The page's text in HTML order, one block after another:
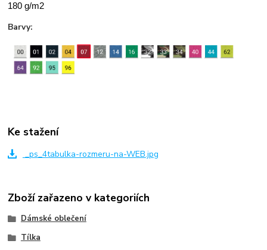
180 g/m2
Barvy:
Ke stažení
_ps_4tabulka-rozmeru-na-WEB.jpg
Zboží zařazeno v kategoriích
Dámské oblečení
Tílka